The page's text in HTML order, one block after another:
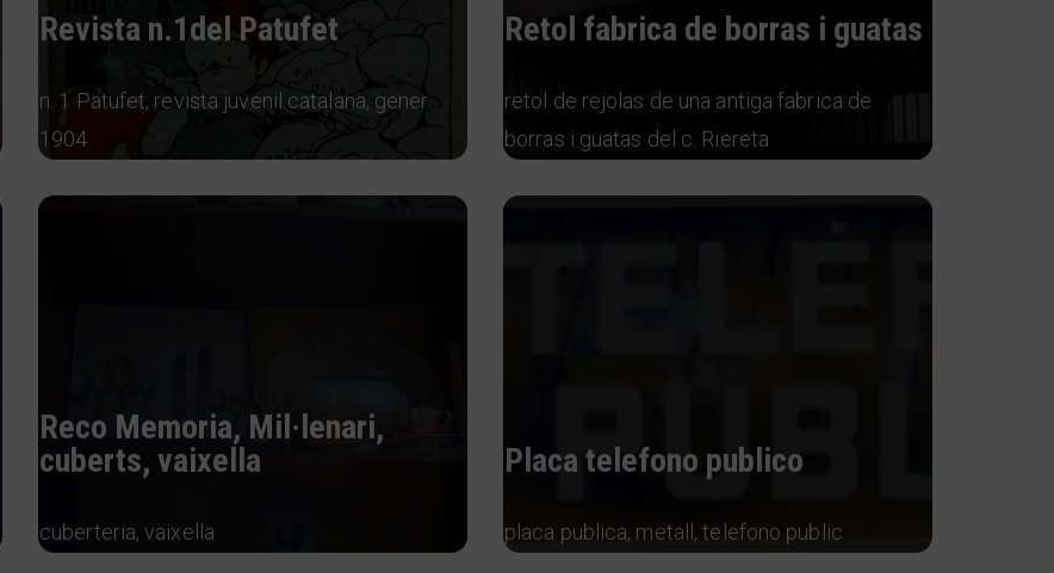
Revista n.1del Patufet
n. 1 Patufet, revista juvenil catalana, gener
1904
Retol fabrica de borras i guatas
retol de rejolas de una antiga fabrica de
borras i guatas del c. Riereta
Reco Memoria, Mil·lenari,
cuberts, vaixella
cuberteria, vaixella
Placa telefono publico
placa publica, metall, telefono public